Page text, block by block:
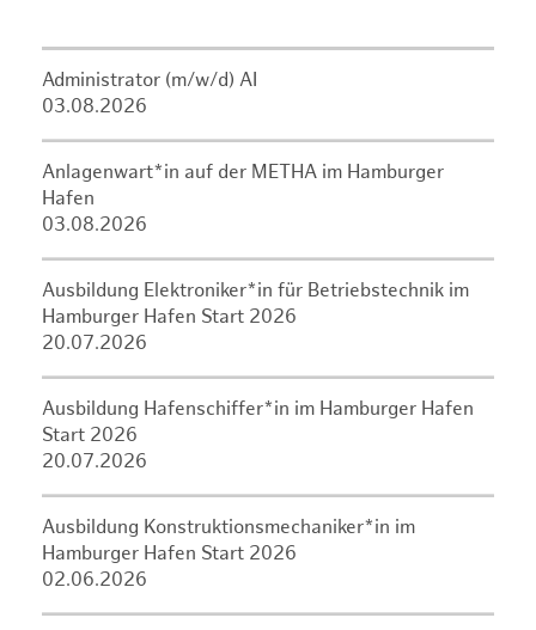
Administrator (m/w/d) AI
03.08.2026
Anlagenwart*in auf der METHA im Hamburger
Hafen
03.08.2026
Ausbildung Elektroniker*in für Betriebstechnik im
Hamburger Hafen Start 2026
20.07.2026
Ausbildung Hafenschiffer*in im Hamburger Hafen
Start 2026
20.07.2026
Ausbildung Konstruktionsmechaniker*in im
Hamburger Hafen Start 2026
02.06.2026